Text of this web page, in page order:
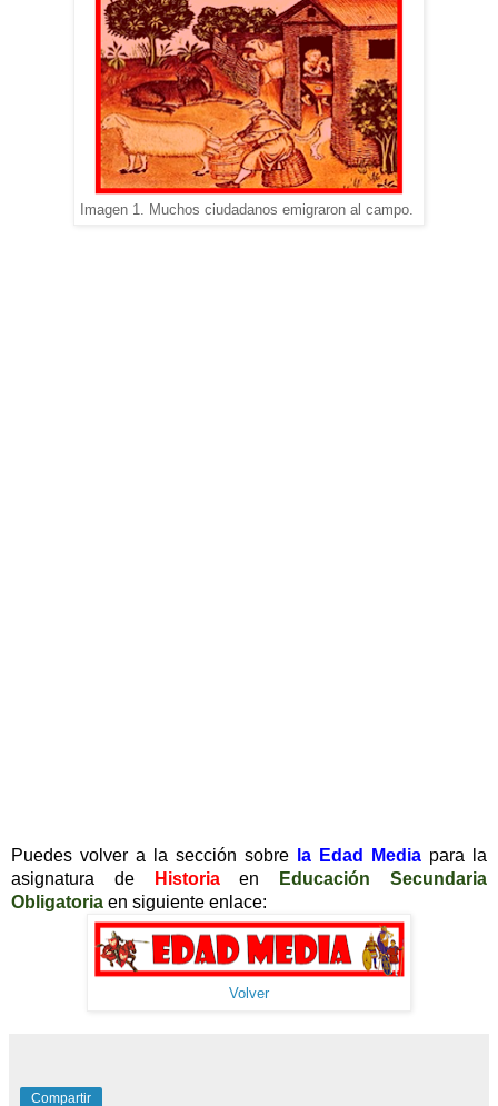
Imagen 1. Muchos ciudadanos emigraron al campo.
Puedes volver a la sección sobre la Edad Media para la
asignatura de
Historiaen
Educación Secundaria
Obligatoria en siguiente enlace:
Volver
Compartir